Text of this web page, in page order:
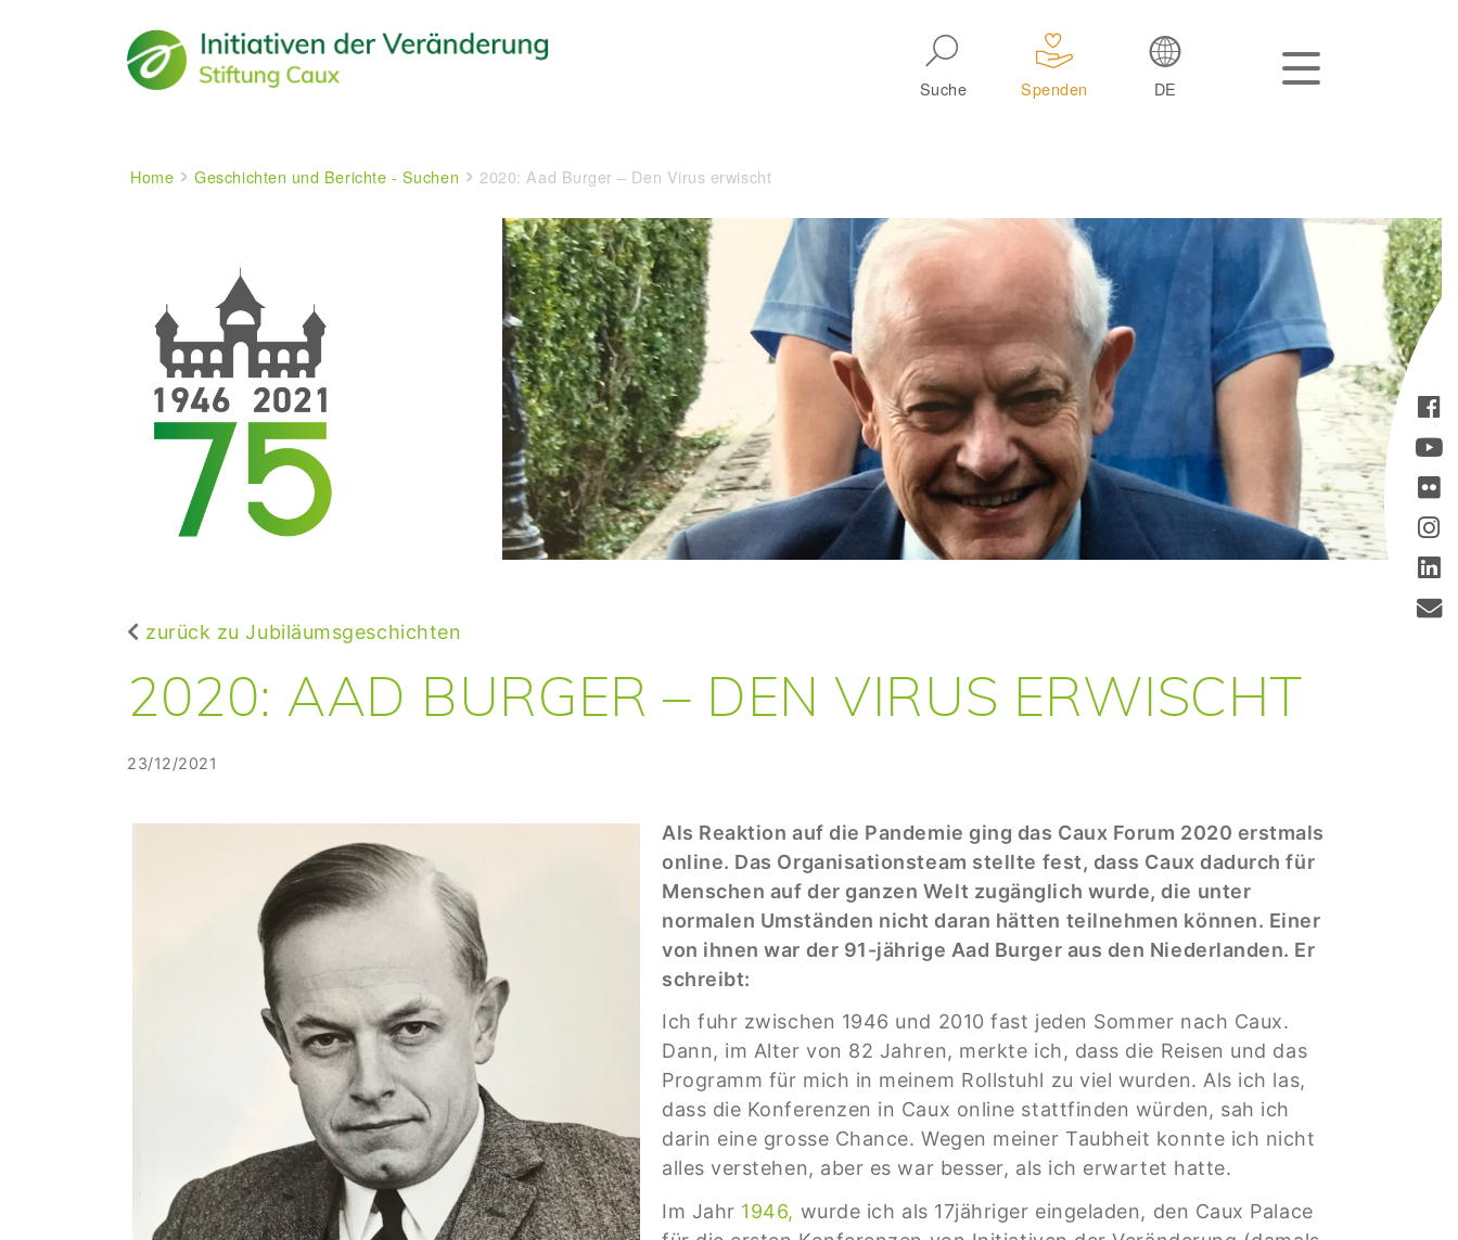
Suche Spenden DE
Breadcrumb
Home Geschichten und Berichte - Suchen 2020: Aad Burger – Den Virus erwischt
zurück zu Jubiläumsgeschichten
2020: AAD BURGER – DEN VIRUS ERWISCHT
23/12/2021
Als Reaktion auf die Pandemie ging das Caux Forum 2020 erstmals
online. Das Organisationsteam stellte fest, dass Caux dadurch für
Menschen auf der ganzen Welt zugänglich wurde, die unter
normalen Umständen nicht daran hätten teilnehmen können. Einer
von ihnen war der 91-jährige Aad Burger aus den Niederlanden. Er
schreibt:
Ich fuhr zwischen 1946 und 2010 fast jeden Sommer nach Caux.
Dann, im Alter von 82 Jahren, merkte ich, dass die Reisen und das
Programm für mich in meinem Rollstuhl zu viel wurden. Als ich las,
dass die Konferenzen in Caux online stattfinden würden, sah ich
darin eine grosse Chance. Wegen meiner Taubheit konnte ich nicht
alles verstehen, aber es war besser, als ich erwartet hatte.
Im Jahr 1946, wurde ich als 17jähriger eingeladen, den Caux Palace